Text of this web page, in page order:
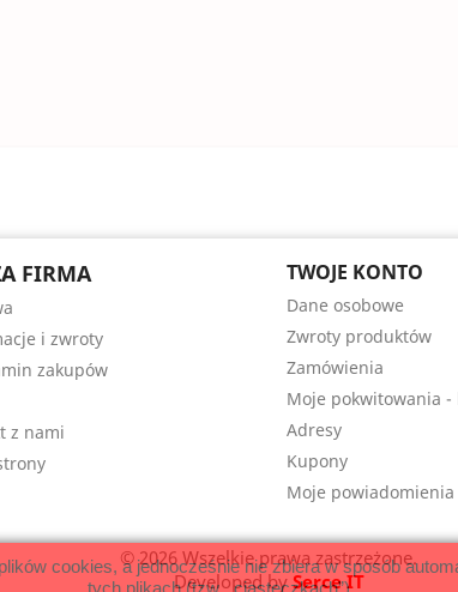
FIRMA
i zwroty
zakupów
z nami
TWOJE KONTO
Dane osobowe
Zwroty produktów
Zamówienia
Moje pokwitowania -
Adresy
Kupony
Moje powiadomienia
cookies, a jednocześnie nie zbiera w sposób
tych plikach (tzw. „ciasteczkach”).
© 2026 Wszelkie prawa zastrzeżone.
Developed bySerce IT